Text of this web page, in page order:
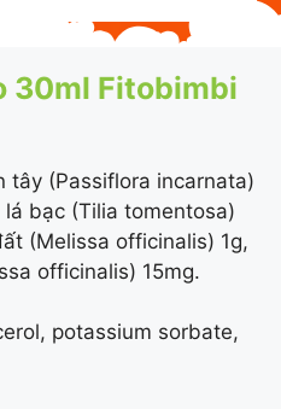
30ml Fitobimbi
tây (Passiflora incarnata)
bạc (Tilia tomentosa)
(Melissa officinalis) 1g,
officinalis) 15mg.
potassium sorbate,